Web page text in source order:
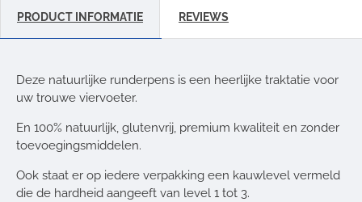
PRODUCT INFORMATIE REVIEWS
Deze natuurlijke runderpens is een heerlijke traktatie voor
uw trouwe viervoeter.
En 100% natuurlijk, glutenvrij, premium kwaliteit en zonder
toevoegingsmiddelen.
Ook staat er op iedere verpakking een kauwlevel vermeld
die de hardheid aangeeft van level 1 tot 3.